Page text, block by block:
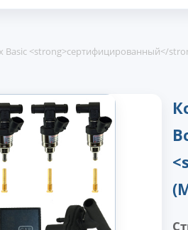
Basic <strong>сертифицированный</